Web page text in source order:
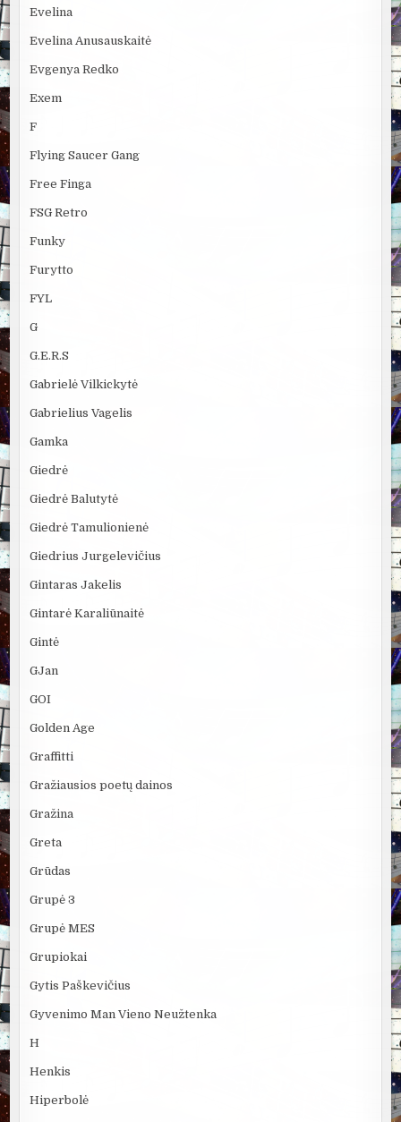
Evelina
Evelina Anusauskaitė
Evgenya Redko
Exem
F
Flying Saucer Gang
Free Finga
FSG Retro
Funky
Furytto
FYL
G
G.E.R.S
Gabrielė Vilkickytė
Gabrielius Vagelis
Gamka
Giedrė
Giedrė Balutytė
Giedrė Tamulionienė
Giedrius Jurgelevičius
Gintaras Jakelis
Gintarė Karaliūnaitė
Gintė
GJan
GOI
Golden Age
Graffitti
Gražiausios poetų dainos
Gražina
Greta
Grūdas
Grupė 3
Grupė MES
Grupiokai
Gytis Paškevičius
Gyvenimo Man Vieno Neužtenka
H
Henkis
Hiperbolė